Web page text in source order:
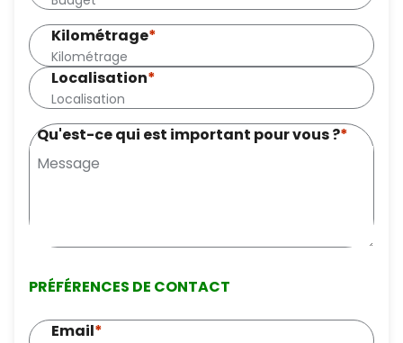
Kilométrage*
Localisation*
Qu'est-ce qui est important pour vous ?*
PRÉFÉRENCES DE CONTACT
Email*